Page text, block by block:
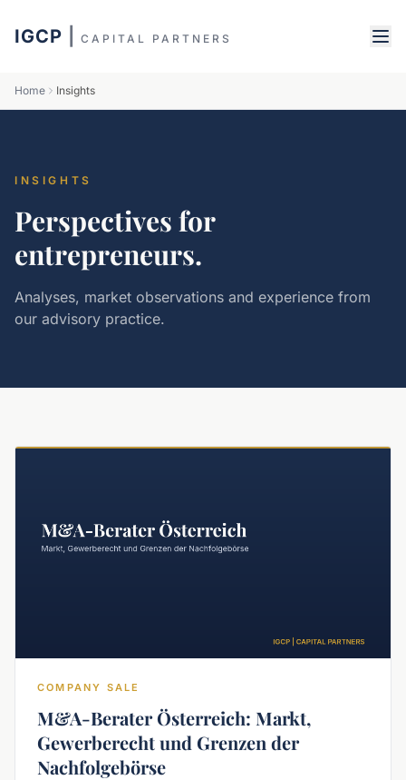
IGCP CAPITAL PARTNERS
Home Insights
INSIGHTS
Perspectives for
entrepreneurs.
Analyses, market observations and experience from
our advisory practice.
COMPANY SALE
M&A-Berater Österreich: Markt,
Gewerberecht und Grenzen der
Nachfolgebörse